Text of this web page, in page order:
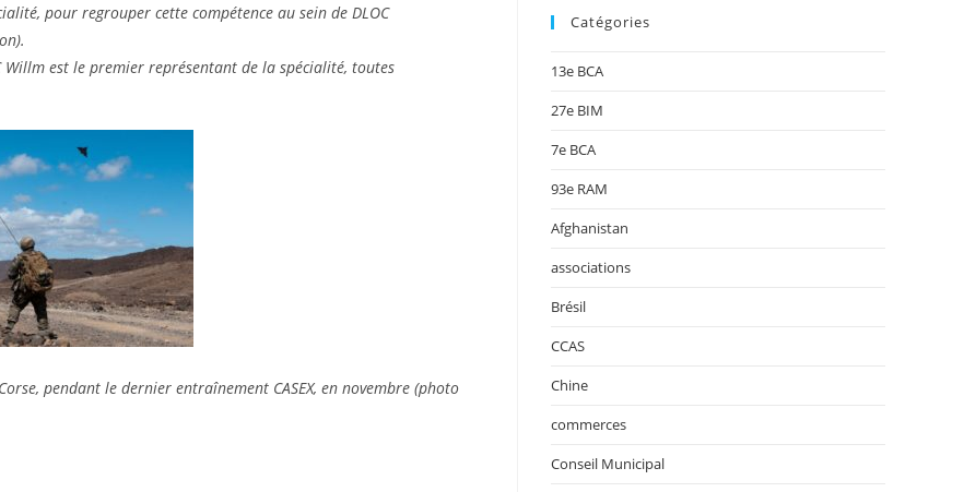
pour regrouper cette compétence au sein de DLOC
Willm est le premier représentant de la spécialité, toutes
pendant le dernier entraînement CASEX, en novembre (photo
Catégories
13e BCA
27e BIM
7e BCA
93e RAM
Afghanistan
associations
Brésil
CCAS
Chine
commerces
Conseil Municipal